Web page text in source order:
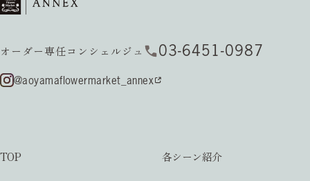
オーダー専任コンシェルジュ 03-6451-0987
@aoyamaflowermarket_annex
TOP 各シーン紹介